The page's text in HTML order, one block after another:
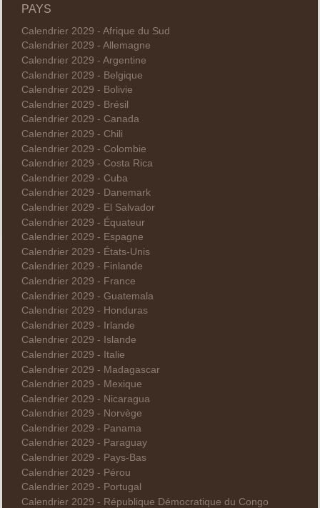
PAYS
Calendrier 2029 - Afrique du Sud
Calendrier 2029 - Allemagne
Calendrier 2029 - Argentine
Calendrier 2029 - Belgique
Calendrier 2029 - Bolivie
Calendrier 2029 - Brésil
Calendrier 2029 - Canada
Calendrier 2029 - Chili
Calendrier 2029 - Colombie
Calendrier 2029 - Costa Rica
Calendrier 2029 - Cuba
Calendrier 2029 - Danemark
Calendrier 2029 - El Salvador
Calendrier 2029 - Équateur
Calendrier 2029 - Espagne
Calendrier 2029 - États-Unis
Calendrier 2029 - Finlande
Calendrier 2029 - France
Calendrier 2029 - Guatemala
Calendrier 2029 - Honduras
Calendrier 2029 - Irlande
Calendrier 2029 - Islande
Calendrier 2029 - Italie
Calendrier 2029 - Madagascar
Calendrier 2029 - Mexique
Calendrier 2029 - Nicaragua
Calendrier 2029 - Norvège
Calendrier 2029 - Panama
Calendrier 2029 - Paraguay
Calendrier 2029 - Pays-Bas
Calendrier 2029 - Pérou
Calendrier 2029 - Portugal
Calendrier 2029 - République Démocratique du Congo